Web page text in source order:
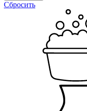
Сбросить